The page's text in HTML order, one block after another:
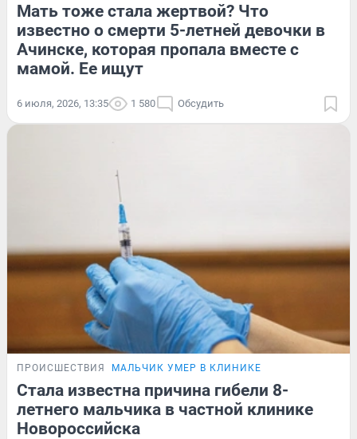
Мать тоже стала жертвой? Что
известно о смерти 5-летней девочки в
Ачинске, которая пропала вместе с
мамой. Ее ищут
6 июля, 2026, 13:35 1 580 Обсудить
ПРОИСШЕСТВИЯ МАЛЬЧИК УМЕР В КЛИНИКЕ
Стала известна причина гибели 8-
летнего мальчика в частной клинике
Новороссийска